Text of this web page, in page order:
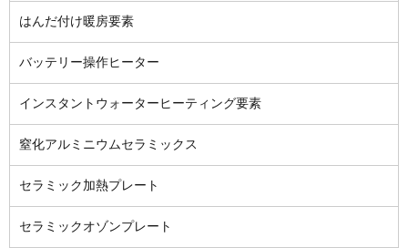
はんだ付け暖房要素
バッテリー操作ヒーター
インスタントウォーターヒーティング要素
窒化アルミニウムセラミックス
セラミック加熱プレート
セラミックオゾンプレート